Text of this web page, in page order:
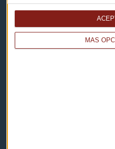
MÁS
Descarga